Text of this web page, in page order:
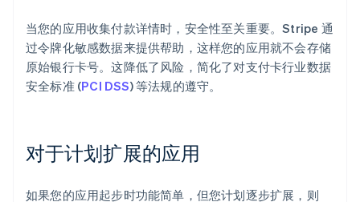
当您的应用收集付款详情时，安全性至关重要。Stripe 通
过令牌化敏感数据来提供帮助，这样您的应用就不会存储
原始银行卡号。这降低了风险，简化了对支付卡行业数据
安全标准 (PCI DSS) 等法规的遵守。
对于计划扩展的应用
如果您的应用起步时功能简单，但您计划逐步扩展，则